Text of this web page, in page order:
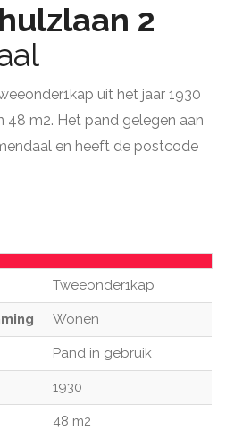
2
uit het jaar 1930
48 m2. Het pand gelegen aan
en heeft de postcode
Tweeonder1kap
Wonen
Pand in gebruik
1930
48 m2